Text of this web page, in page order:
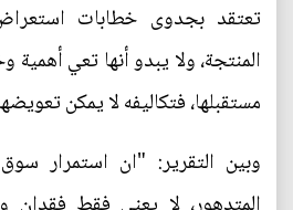
تعتقد بجدوى خطابات
المنتجة، ولا يبدو أنها تعي
مستقبلها، فتكاليفه لا يمكن
وبين التقرير: "ان استمرار